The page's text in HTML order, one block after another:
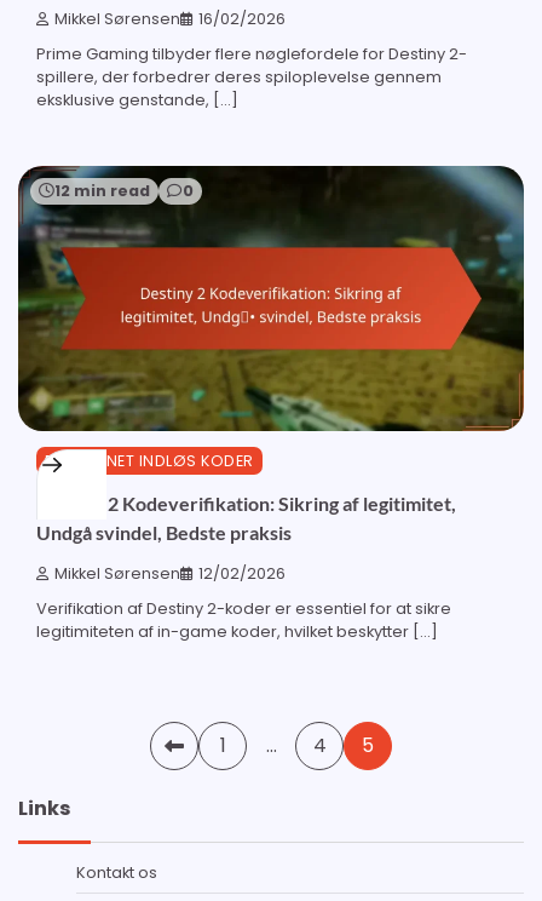
Mikkel Sørensen 16/02/2026
Prime Gaming tilbyder flere nøglefordele for Destiny 2-
spillere, der forbedrer deres spiloplevelse gennem
eksklusive genstande, […]
12 min read 0
BUNGIE.NET INDLØS KODER
Destiny 2 Kodeverifikation: Sikring af legitimitet,
Undgå svindel, Bedste praksis
Mikkel Sørensen 12/02/2026
Verifikation af Destiny 2-koder er essentiel for at sikre
legitimiteten af in-game koder, hvilket beskytter […]
1 … 4 5
Links
Kontakt os